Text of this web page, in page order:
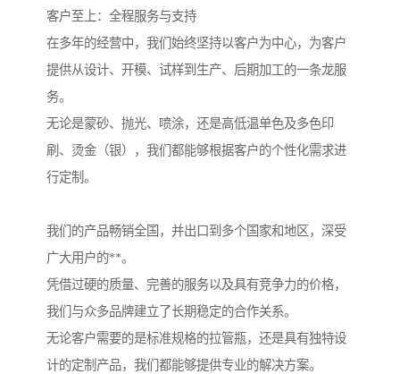
客户至上：全程服务与支持
在多年的经营中，我们始终坚持以客户为中心，为客户
提供从设计、开模、试样到生产、后期加工的一条龙服
务。
无论是蒙砂、抛光、喷涂，还是高低温单色及多色印
刷、烫金（银），我们都能够根据客户的个性化需求进
行定制。
我们的产品畅销全国，并出口到多个国家和地区，深受
广大用户的**。
凭借过硬的质量、完善的服务以及具有竞争力的价格，
我们与众多品牌建立了长期稳定的合作关系。
无论客户需要的是标准规格的拉管瓶，还是具有独特设
计的定制产品，我们都能够提供专业的解决方案。